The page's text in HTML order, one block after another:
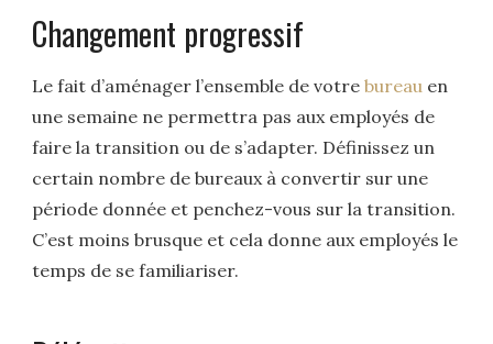
Changement progressif
Le fait d’aménager l’ensemble de votrebureau en
une semaine ne permettra pas aux employés de
faire la transition ou de s’adapter. Définissez un
certain nombre de bureaux à convertir sur une
période donnée et penchez-vous sur la transition.
C’est moins brusque et cela donne aux employés le
temps de se familiariser.